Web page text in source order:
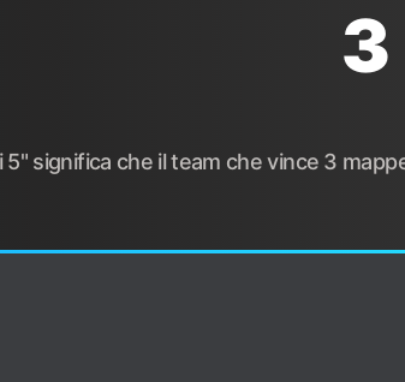
3
significa che il team che vince 3